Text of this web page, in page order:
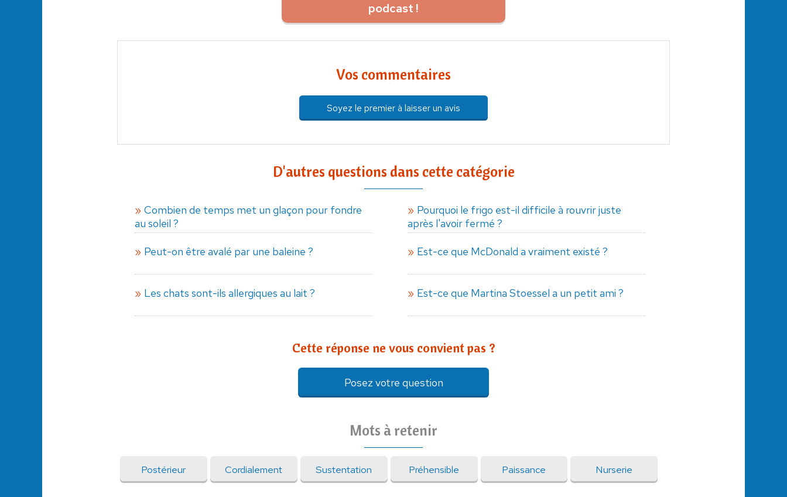
podcast !
Vos commentaires
Soyez le premier à laisser un avis
D'autres questions dans cette catégorie
Combien de temps met un glaçon pour fondre
au soleil ?
Pourquoi le frigo est-il difficile à rouvrir juste
après l'avoir fermé ?
Peut-on être avalé par une baleine ? Est-ce que McDonald a vraiment existé ?
Les chats sont-ils allergiques au lait ? Est-ce que Martina Stoessel a un petit ami ?
Cette réponse ne vous convient pas ?
Posez votre question
Mots à retenir
Postérieur Cordialement Sustentation Préhensible Paissance Nurserie